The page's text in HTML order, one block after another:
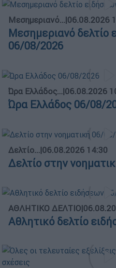
Μεσημεριανό...|06.08.2026
Μεσημεριανό δελτίο
06/08/2026
Ώρα Ελλάδος...|06.08.2026
Ώρα Ελλάδος 06/08/
Δελτίο...|06.08.2026 14:30
Δελτίο στην
ΑΘΛΗΤΙΚΟ ΔΕΛΤΙΟ|
Αθλητικό δελτίο